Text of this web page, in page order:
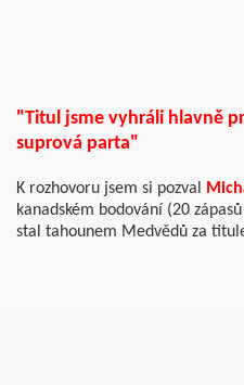
"Titul jsme vyhráli hlavně
suprová parta"
K rozhovoru jsem si pozval
kanadském bodování (20
stal tahounem Medvědů za